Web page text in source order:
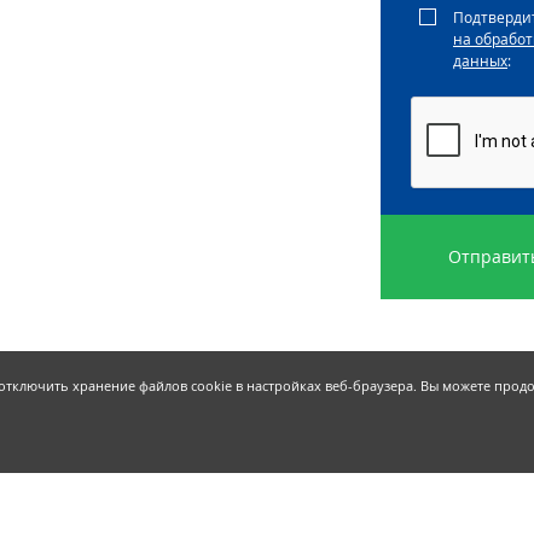
на
данных:
хранение файлов cookie в настройках веб-браузера. Вы можете